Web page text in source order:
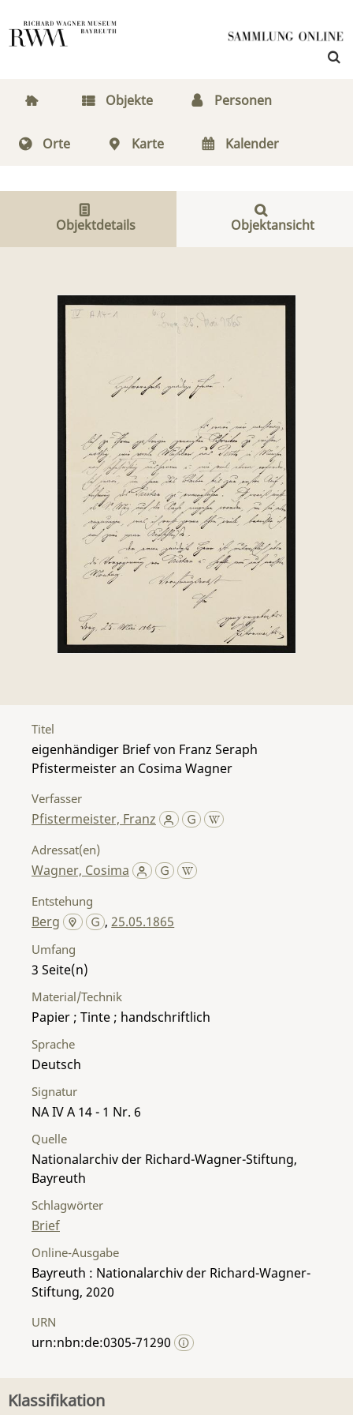
Objekte Personen
Orte Karte Kalender
Objektdetails Objektansicht
Titel
eigenhändiger Brief von Franz Seraph
Pfistermeister an Cosima Wagner
Verfasser
Pfistermeister, Franz
Adressat(en)
Wagner, Cosima
Entstehung
Berg ,25.05.1865
Umfang
3
Material/Technik
Papier ; Tinte ; handschriftlich
Sprache
Deutsch
Signatur
NA IV A 14 - 1 Nr. 6
Quelle
Nationalarchiv der Richard-Wagner-Stiftung,
Bayreuth
Schlagwörter
Brief
Online-Ausgabe
Bayreuth : Nationalarchiv der Richard-Wagner-
Stiftung, 2020
URN
urn:nbn:de:0305-71290
Klassifikation